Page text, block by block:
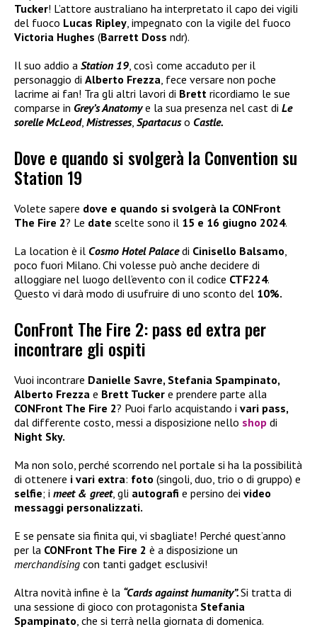
Tucker! L’attore australiano ha interpretato il capo dei vigili
del fuoco Lucas Ripley , impegnato con la vigile del fuoco
Victoria Hughes (Barrett Doss ndr).
Il suo addio a Station 19 , così come accaduto per il
personaggio di Alberto Frezza , fece versare non poche
lacrime ai fan! Tra gli altri lavori di Brett ricordiamo le sue
comparse in Grey’s Anatomye la sua presenza nel cast di Le
sorelle McLeod, Mistresses, Spartacuso Castle.
Dove e quando si svolgerà la Convention su
Station 19
Volete sapere dove e quando si svolgerà la CONFront
The Fire 2? Le date scelte sono il 15 e 16 giugno 2024.
La location è il Cosmo Hotel Palacedi Cinisello Balsamo,
poco fuori Milano. Chi volesse può anche decidere di
alloggiare nel luogo dell’evento con il codice CTF224.
Questo vi darà modo di usufruire di uno sconto del 10%.
ConFront The Fire 2: pass ed extra per
incontrare gli ospiti
Vuoi incontrare Danielle Savre, Stefania Spampinato,
Alberto Frezza e Brett Tucker e prendere parte alla
CONFront The Fire 2? Puoi farlo acquistando i vari pass,
dal differente costo, messi a disposizione nello shop di
Night Sky.
Ma non solo, perché scorrendo nel portale si ha la possibilità
di ottenere i vari extra: foto (singoli, duo, trio o di gruppo) e
selfie; i meet & greet, gli autografi e persino dei video
messaggi personalizzati.
E se pensate sia finita qui, vi sbagliate! Perché quest’anno
per la CONFront The Fire 2 è a disposizione un
merchandising con tanti gadget esclusivi!
Altra novità infine è la “Cards against humanity”.Si tratta di
una sessione di gioco con protagonista Stefania
Spampinato, che si terrà nella giornata di domenica.